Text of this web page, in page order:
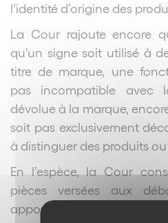
l’identité d’origine des
La Cour rajoute encore
qu’un signe soit utilisé à
titre de marque, une
pas incompatible avec
dévolue à la marque,
soit pas exclusivement
à distinguer des produits ou
En l’espèce, la Cour
pièces versées aux
apposées sur les produits